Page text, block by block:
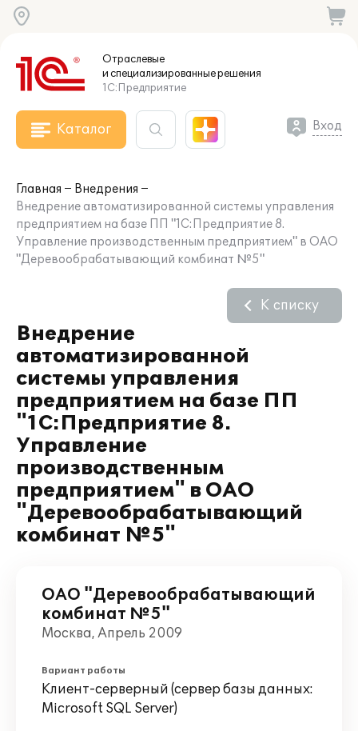
Отраслевые
и специализированныерешения
1С:Предприятие
Каталог Вход
Главная
Внедрения
Внедрение автоматизированной системы управления
предприятием на базе ПП "1С:Предприятие 8.
Управление производственным предприятием" в ОАО
"Деревообрабатывающий комбинат №5"
Внедрение
автоматизированной
системы управления
предприятием на базе ПП
"1С:Предприятие 8.
Управление
производственным
предприятием" в ОАО
"Деревообрабатывающий
комбинат №5"
К списку
ОАО "Деревообрабатывающий
комбинат №5"
Москва, Апрель 2009
Вариант работы
Клиент-серверный (сервер базы данных:
Microsoft SQL Server)